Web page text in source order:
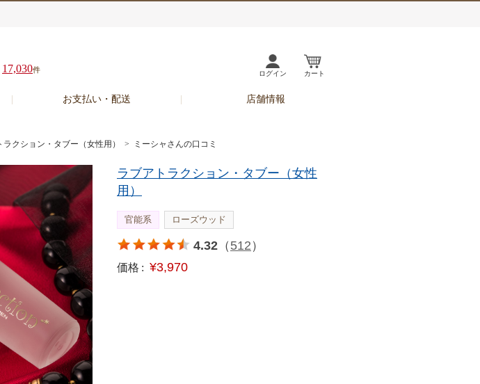
17,030件 ログイン カート
お支払い・配送 店舗情報
ラクション・タブー（女性用） > ミーシャさんの口コミ
ラブアトラクション・タブー（女性
用）
官能系 ローズウッド
4.32 （ 512 ）
価格 : ¥3,970